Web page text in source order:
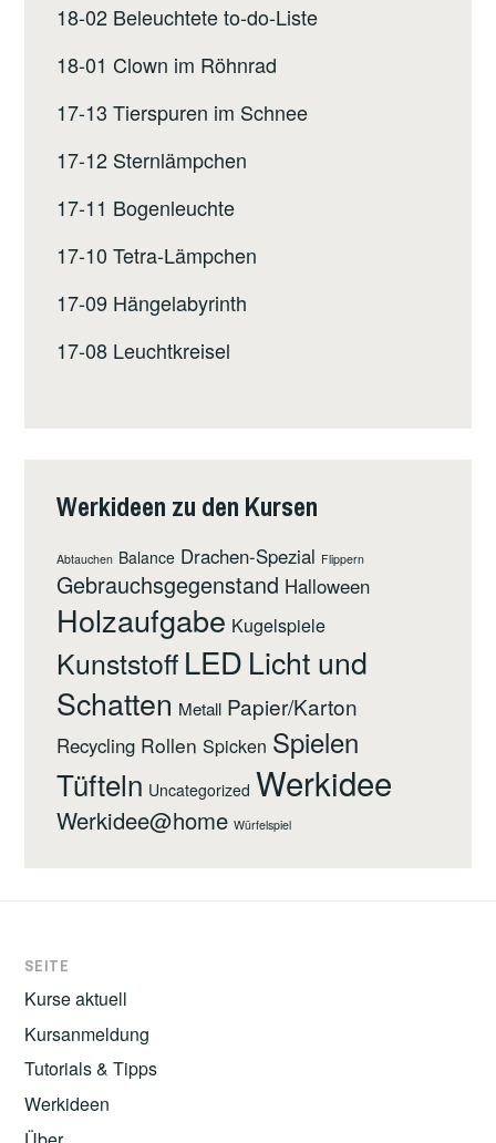
18-02 Beleuchtete to-do-Liste
18-01 Clown im Röhnrad
17-13 Tierspuren im Schnee
17-12 Sternlämpchen
17-11 Bogenleuchte
17-10 Tetra-Lämpchen
17-09 Hängelabyrinth
17-08 Leuchtkreisel
Werkideen zu den Kursen
Abtauchen Balance Drachen-Spezial Flippern
Gebrauchsgegenstand Halloween
Holzaufgabe Kugelspiele
KunststoffLED Licht und
Schatten Metall Papier/Karton
Recycling Rollen Spicken Spielen
Tüfteln Uncategorized Werkidee
Werkidee@home Würfelspiel
SEITE
Kurse aktuell
Kursanmeldung
Tutorials & Tipps
Werkideen